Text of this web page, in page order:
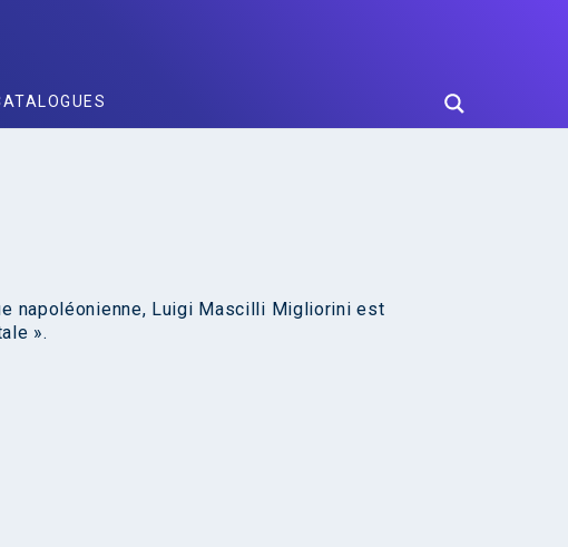
napoléonienne, Luigi Mascilli Migliorini est
».